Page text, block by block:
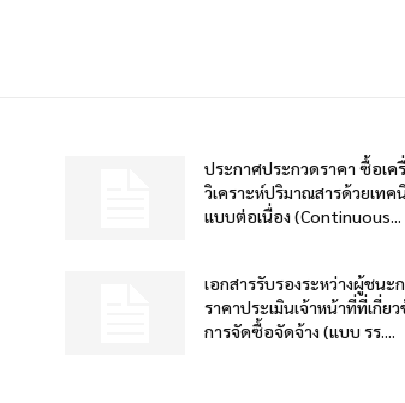
ประกาศประกวดราคา ซื้อเค
วิเคราะห์ปริมาณสารด้วยเทค
แบบต่อเนื่อง (Continuous...
เอกสารรับรองระหว่างผู้ชนะ
ราคาประเมินเจ้าหน้าที่ที่เกี่ย
การจัดซื้อจัดจ้าง (แบบ รร....